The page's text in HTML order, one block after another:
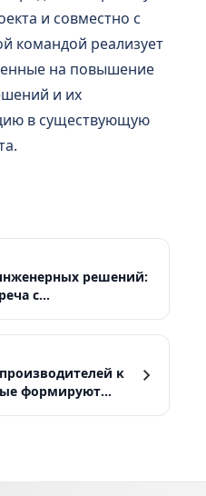
и совместно с
командой реализует
на повышение
и их
в существующую
решений:
с
ĸ
формируют